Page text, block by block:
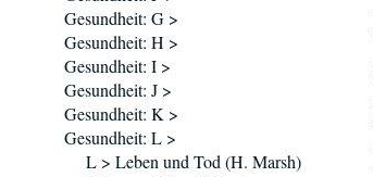
Gesundheit: G >
Gesundheit: H >
Gesundheit: I >
Gesundheit: J >
Gesundheit: K >
Gesundheit: L >
L > Leben und Tod (H. Marsh)